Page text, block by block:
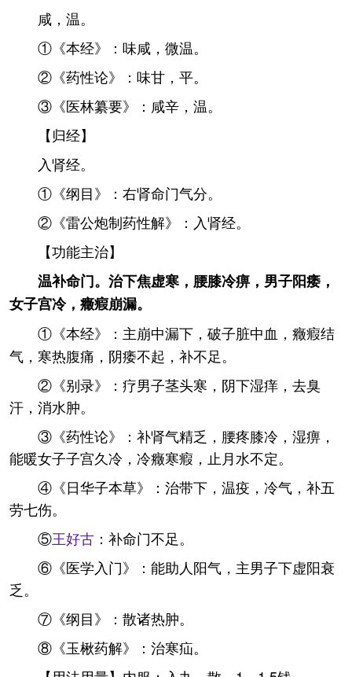
咸，温。
①《本经》：味咸，微温。
②《药性论》：味甘，平。
③《医林纂要》：咸辛，温。
【归经】
入肾经。
①《纲目》：右肾命门气分。
②《雷公炮制药性解》：入肾经。
【功能主治】
温补命门。治下焦虚寒，腰膝冷痹，男子阳痿，
女子宫冷，癥瘕崩漏。
①《本经》：主崩中漏下，破子脏中血，癥瘕结
气，寒热腹痛，阴痿不起，补不足。
②《别录》：疗男子茎头寒，阴下湿痒，去臭
汗，消水肿。
③《药性论》：补肾气精乏，腰疼膝冷，湿痹，
能暖女子子宫久冷，冷癥寒瘕，止月水不定。
④《日华子本草》：治带下，温疫，冷气，补五
劳七伤。
⑤王好古 ：补命门不足。
⑥《医学入门》：能助人阳气，主男子下虚阳衰
乏。
⑦《纲目》：散诸热肿。
⑧《玉楸药解》：治寒疝。